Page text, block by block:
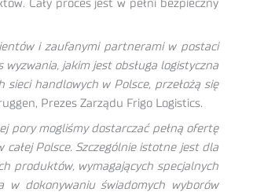
Cały proces jest w pełni bezpieczny
i zaufanymi partnerami w postaci
jakim jest obsługa logistyczna
handlowych w Polsce, przełożą się
Prezes Zarządu Frigo Logistics.
pory mogliśmy dostarczać pełną ofertę
Polsce. Szczególnie istotne jest dla
produktów, wymagających specjalnych
w dokonywaniu świadomych wyborów